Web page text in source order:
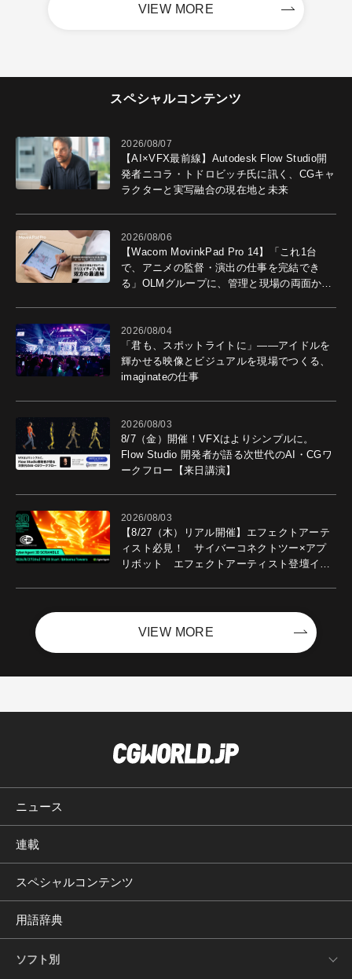
VIEW MORE
スペシャルコンテンツ
2026/08/07
【AI×VFX最前線】Autodesk Flow Studio開
発者ニコラ・トドロビッチ氏に訊く、CGキャ
ラクターと実写融合の現在地と未来
2026/08/06
【Wacom MovinkPad Pro 14】「これ1台
で、アニメの監督・演出の仕事を完結でき
る」OLMグループに、管理と現場の両面から
2026/08/04
「君も、スポットライトに」――アイドルを
輝かせる映像とビジュアルを現場でつくる、
imaginateの仕事
2026/08/03
8/7（金）開催！VFXはよりシンプルに。
Flow Studio 開発者が語る次世代のAI・CGワ
ークフロー【来日講演】
2026/08/03
【8/27（木）リアル開催】エフェクトアーテ
ィスト必見！ サイバーコネクトツー×アプ
リボット エフェクトアーティスト登壇イベ
VIEW MORE
ニュース
連載
スペシャルコンテンツ
用語辞典
ソフト別